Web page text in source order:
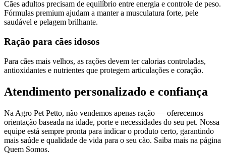
Cães adultos precisam de equilíbrio entre energia e controle de peso.
Fórmulas premium ajudam a manter a musculatura forte, pele
saudável e pelagem brilhante.
Ração para cães idosos
Para cães mais velhos, as rações devem ter calorias controladas,
antioxidantes e nutrientes que protegem articulações e coração.
Atendimento personalizado e confiança
Na Agro Pet Petto, não vendemos apenas ração — oferecemos
orientação baseada na idade, porte e necessidades do seu pet. Nossa
equipe está sempre pronta para indicar o produto certo, garantindo
mais saúde e qualidade de vida para o seu cão. Saiba mais na página
Quem Somos.